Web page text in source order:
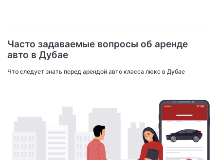
Часто задаваемые вопросы об аренде
авто в Дубае
Что следует знать перед арендой авто класса люкс в Дубае